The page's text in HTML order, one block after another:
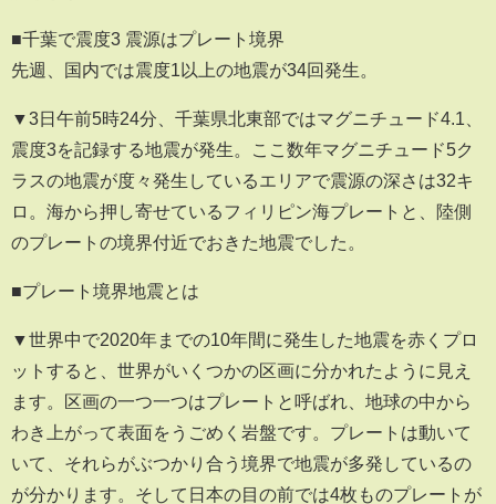
■千葉で震度3 震源はプレート境界
先週、国内では震度1以上の地震が34回発生。
▼3日午前5時24分、千葉県北東部ではマグニチュード4.1、
震度3を記録する地震が発生。ここ数年マグニチュード5ク
ラスの地震が度々発生しているエリアで震源の深さは32キ
ロ。海から押し寄せているフィリピン海プレートと、陸側
のプレートの境界付近でおきた地震でした。
■プレート境界地震とは
▼世界中で2020年までの10年間に発生した地震を赤くプロ
ットすると、世界がいくつかの区画に分かれたように見え
ます。区画の一つ一つはプレートと呼ばれ、地球の中から
わき上がって表面をうごめく岩盤です。プレートは動いて
いて、それらがぶつかり合う境界で地震が多発しているの
が分かります。そして日本の目の前では4枚ものプレートが